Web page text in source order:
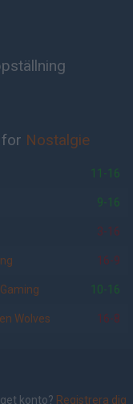
Nostalgie
11-16
9-16
3-16
16-9
10-16
Wolves 16-8
konto? Registrera dig